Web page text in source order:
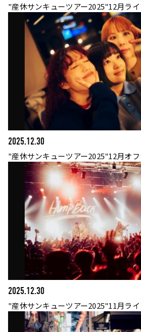
"産休サンキューツアー2025"12月ラ
2025.12.30
"産休サンキューツアー2025"12月オ
2025.12.30
"産休サンキューツアー2025"11月ラ